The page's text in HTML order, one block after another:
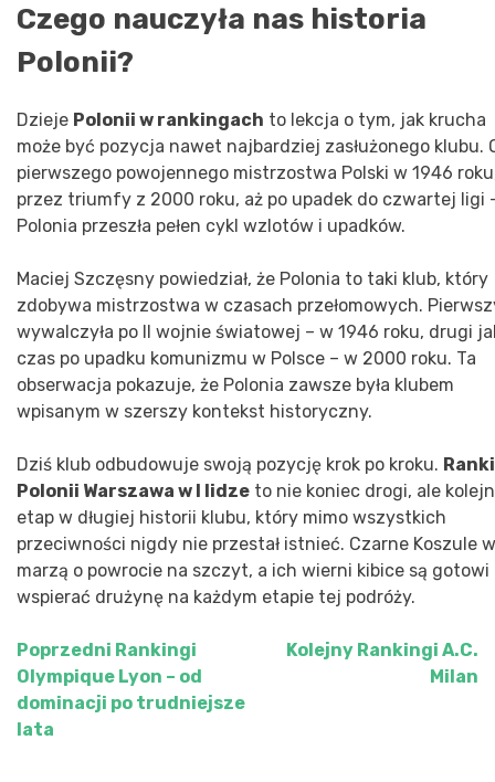
Czego nauczyła nas historia
Polonii?
Dzieje Polonii w rankingach to lekcja o tym, jak krucha
może być pozycja nawet najbardziej zasłużonego klubu.
pierwszego powojennego mistrzostwa Polski w 1946
przez triumfy z 2000 roku, aż po upadek do czwartej ligi
Polonia przeszła pełen cykl wzlotów i upadków.
Maciej Szczęsny powiedział, że Polonia to taki klub, który
zdobywa mistrzostwa w czasach przełomowych.
wywalczyła po II wojnie światowej – w 1946 roku, drugi
czas po upadku komunizmu w Polsce – w 2000 roku. Ta
obserwacja pokazuje, że Polonia zawsze była klubem
wpisanym w szerszy kontekst historyczny.
Dziś klub odbudowuje swoją pozycję krok po kroku.
Polonii Warszawa w I lidze to nie koniec drogi, ale
etap w długiej historii klubu, który mimo wszystkich
przeciwności nigdy nie przestał istnieć. Czarne Koszule
marzą o powrocie na szczyt, a ich wierni kibice są gotowi
wspierać drużynę na każdym etapie tej podróży.
Nawigacja
wpisu
Poprzedni Rankingi
Olympique Lyon – od
dominacji po trudniejsze
lata
Kolejny Rankingi A.C.
Milan